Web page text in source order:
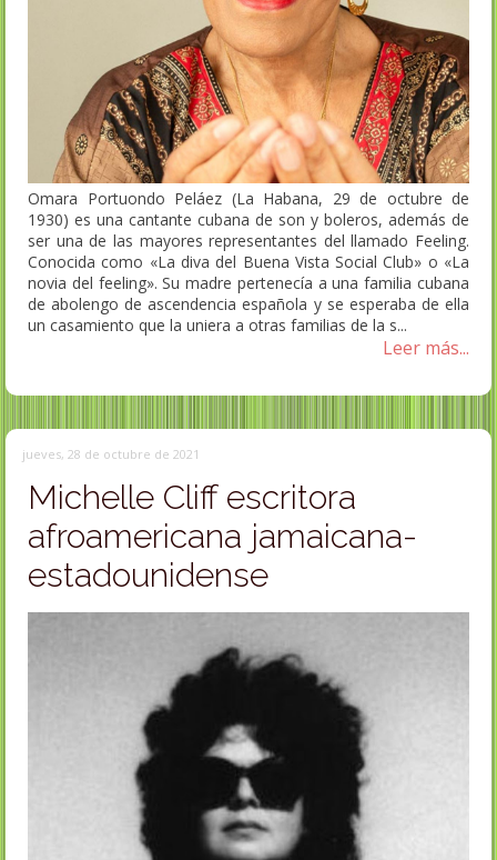
Omara Portuondo Peláez (La Habana, 29 de octubre de
1930) es una cantante cubana de son y boleros, además de
ser una de las mayores representantes del llamado Feeling.
Conocida como «La diva del Buena Vista Social Club» o «La
novia del feeling». Su madre pertenecía a una familia cubana
de abolengo de ascendencia española y se esperaba de ella
un casamiento que la uniera a otras familias de la s...
Leer más...
jueves, 28 de octubre de 2021
Michelle Cliff escritora
afroamericana jamaicana-
estadounidense